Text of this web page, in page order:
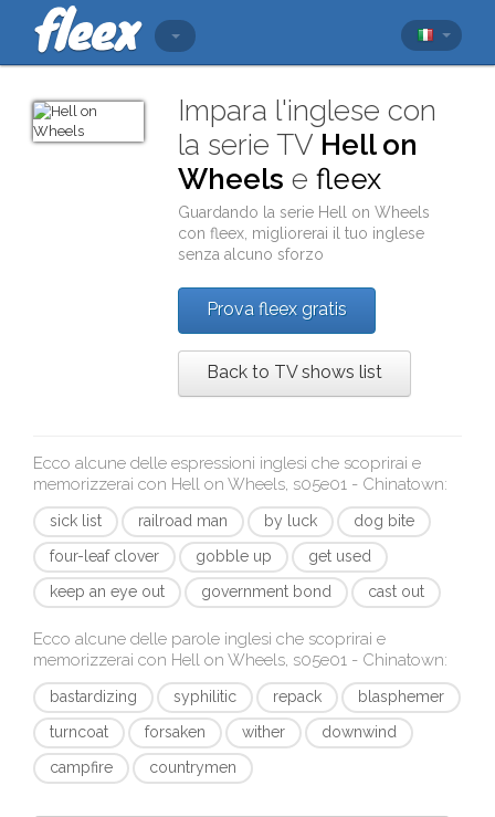
Impara l'inglese con
la serie TV Hell on
Wheels efleex
Guardando la serie Hell on Wheels
confleex , migliorerai il tuo inglese
senza alcuno sforzo
Prova fleex gratis
Back to TV shows list
Ecco alcune delle espressioni inglesi che scoprirai e
memorizzerai con Hell on Wheels, s05e01 - Chinatown:
sick list railroad man by luck
dog bite
four-leaf clover
gobble up
get used
keep an eye out
government bond cast out
Ecco alcune delle parole inglesi che scoprirai e
memorizzerai con Hell on Wheels, s05e01 - Chinatown:
bastardizing syphilitic repack
blasphemer
turncoat
forsaken wither
downwind
campfire
countrymen